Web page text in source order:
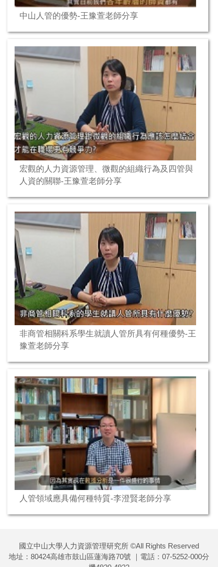
中山人管的優勢-王豫萱老師分享
宏觀的人力資源管理、微觀的組織行為及四管與
人資的關聯-王豫萱老師分享
非商管相關科系學生就讀人管所具有何種優勢-王
豫萱老師分享
人管領域應具備何種特質-李澄賢老師分享
國立中山大學人力資源管理研究所 ©All Rights Reserved
地址：80424高雄市鼓山區蓮海路70號 ｜電話：07-5252-000分